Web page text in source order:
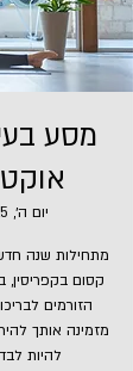
מסע
יום ה׳, 15 באוק׳
מתחילות שנה
קסום בקפריסין,
הזורמים
מזמינה אותך
להיות